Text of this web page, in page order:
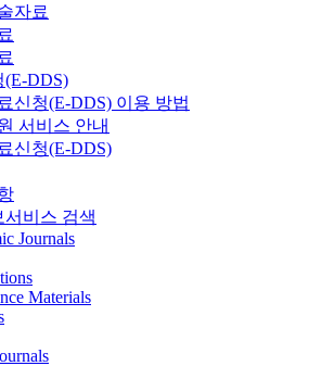
자료
DDS)
신청(E-DDS) 이용 방법
서비스 안내
신청(E-DDS)
비스 검색
Journals
Materials